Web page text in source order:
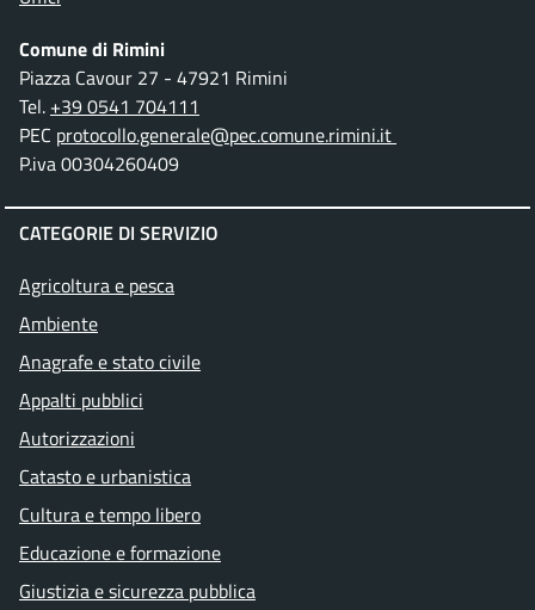
Comune di Rimini
Piazza Cavour 27 - 47921 Rimini
Tel. +39 0541 704111
PEC protocollo.generale@pec.comune.rimini.it
P.iva 00304260409
CATEGORIE DI SERVIZIO
Agricoltura e pesca
Ambiente
Anagrafe e stato civile
Appalti pubblici
Autorizzazioni
Catasto e urbanistica
Cultura e tempo libero
Educazione e formazione
Giustizia e sicurezza pubblica